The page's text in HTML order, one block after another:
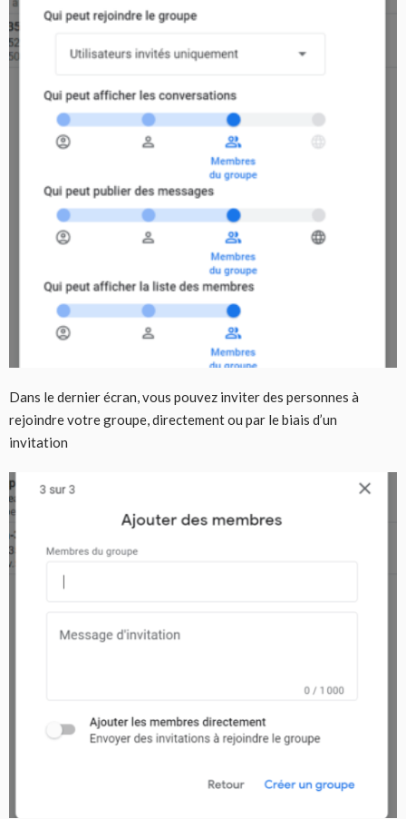
Dans le dernier écran, vous pouvez inviter des personnes à
rejoindre votre groupe, directement ou par le biais d’un
invitation